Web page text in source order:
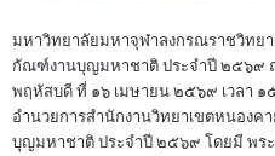
มหาวิทยาลัยมหาจุฬาลงกรณราชวิทย
กัณฑ์งานบุญมหาชาติ ประจำปี ๒๕๖๙
พฤหัสบดี ที่ ๑๖ เมษายน ๒๕๖๙ เวลา
อำนวยการสำนักงานวิทยาเขตหนอง
บุญมหาชาติ ประจำปี ๒๕๖๙ โดยมี พร